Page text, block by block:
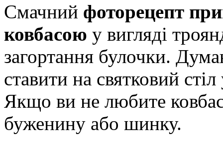
Смачний фоторецепт
ковбасою у вигляді
загортання булочки.
ставити на святковий
Якщо ви не любите
буженину або шинку.